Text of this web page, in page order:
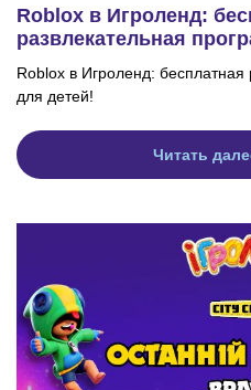
Roblox в Игроленд:
развлекательная
Roblox в Игроленд:
для детей!
Читать